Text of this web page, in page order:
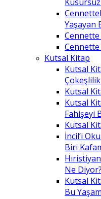
Yaşayan
Cennette
Cennette
Kutsal Kitap
Kutsal
Çokeşlilik
Kutsal
Kutsal
Fahişeyi
Kutsal
İncil’i
Biri
Ne Diyor?
Kutsal
Bu